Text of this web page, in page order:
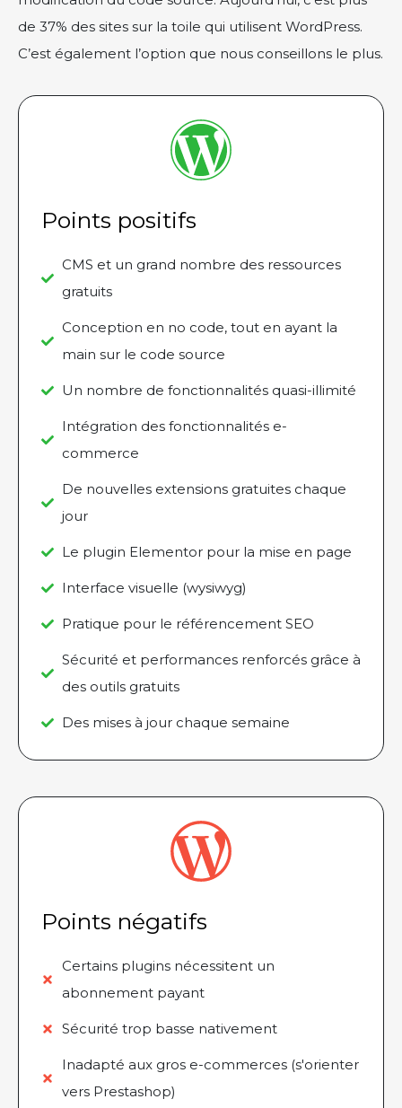
de 37% des sites sur la toile qui utilisent WordPress.
C’est également l’option que nous conseillons le plus.
Points positifs
CMS et un grand nombre des ressources
gratuits
Conception en no code, tout en ayant la
main sur le code source
Un nombre de fonctionnalités quasi-illimité
Intégration des fonctionnalités e-
commerce
De nouvelles extensions gratuites chaque
jour
Le plugin Elementor pour la mise en page
Interface visuelle (wysiwyg)
Pratique pour le référencement SEO
Sécurité et performances renforcés grâce à
des outils gratuits
Des mises à jour chaque semaine
Points négatifs
Certains plugins nécessitent un
abonnement payant
Sécurité trop basse nativement
Inadapté aux gros e-commerces (s'orienter
vers Prestashop)